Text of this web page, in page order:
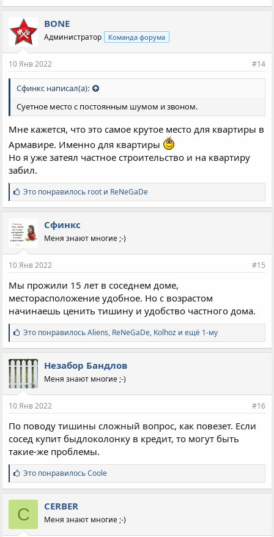
BONE
Администратор Команда форума
10 Янв 2022 #14
Сфинкс написал(а):
Суетное место с постоянным шумом и звоном.
Мне кажется, что это самое крутое место для квартиры в
Армавире. Именно для квартиры
Но я уже затеял частное строительство и на квартиру
забил.
С
и
м
а
т
и
:
Это понравилось root и ReNeGaDe
Сфинкс
Меня знают многие ;-)
10 Янв 2022 #15
Мы прожили 15 лет в соседнем доме,
месторасположение удобное. Но с возрастом
начинаешь ценить тишину и удобство частного дома.
С
и
м
п
а
т
и
:
Это понравилосьAliens, ReNeGaDe, Kolhoz и ещё 1-му
Незабор Бандлов
Меня знают многие ;-)
10 Янв 2022 #16
По поводу тишины сложный вопрос, как повезет. Если
сосед купит быдлоколонку в кредит, то могут быть
такие-же проблемы.
С
и
м
п
а
т
и
Это понравилосьCoole
C CERBER
Меня знают многие ;-)